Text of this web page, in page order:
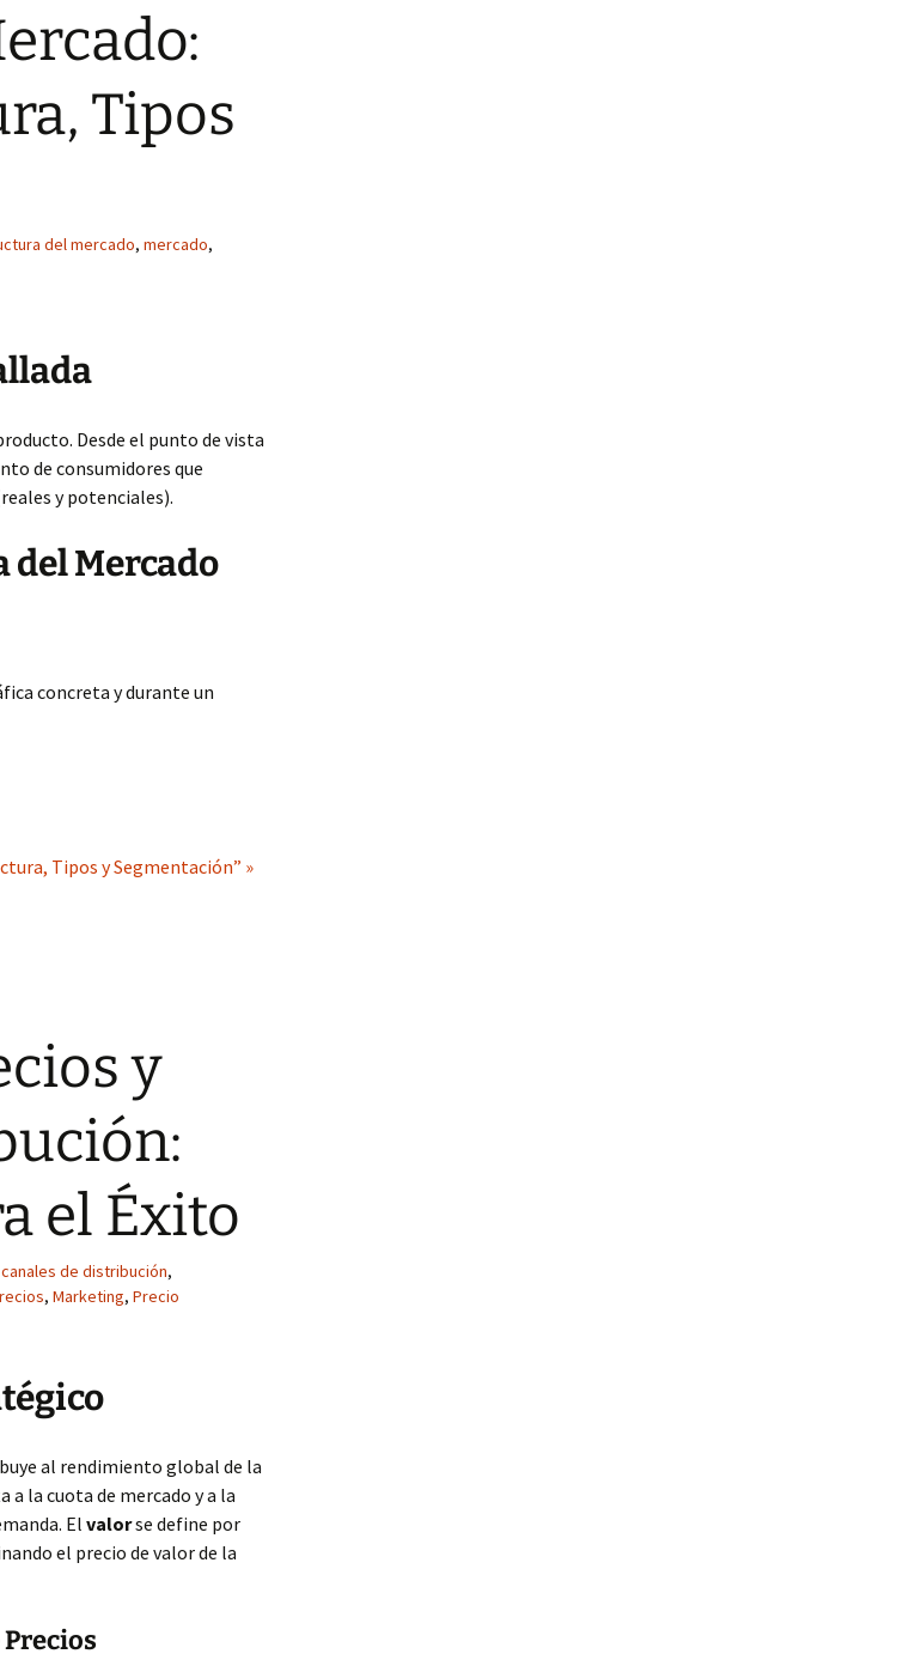
Tipos
del mercado, mercado,
Desde el punto de vista
de consumidores que
y potenciales).
del Mercado
concreta y durante un
Tipos y Segmentación” »
y
el Éxito
canales de distribución,
, Marketing, Precio
al rendimiento global de la
a la cuota de mercado y a la
Elvalorse define por
el precio de valor de la